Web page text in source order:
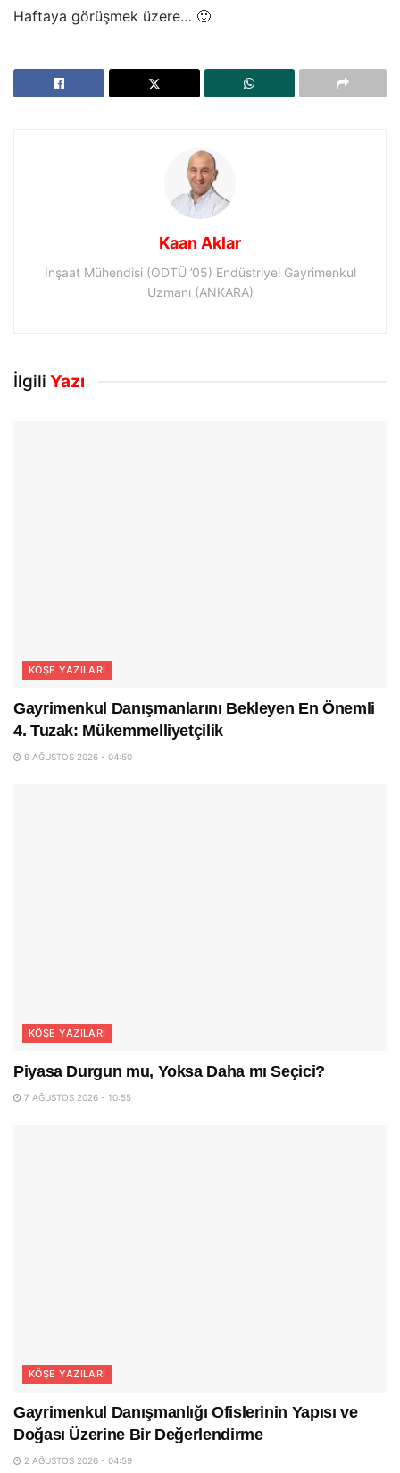
Haftaya görüşmek üzere… 🙂
Kaan Aklar
İnşaat Mühendisi (ODTÜ ’05) Endüstriyel Gayrimenkul
Uzmanı (ANKARA)
İlgili Yazı
KÖŞE YAZILARI
Gayrimenkul Danışmanlarını Bekleyen En Önemli
4. Tuzak: Mükemmelliyetçilik
9 AĞUSTOS 2026 - 04:50
KÖŞE YAZILARI
Piyasa Durgun mu, Yoksa Daha mı Seçici?
7 AĞUSTOS 2026 - 10:55
KÖŞE YAZILARI
Gayrimenkul Danışmanlığı Ofislerinin Yapısı ve
Doğası Üzerine Bir Değerlendirme
2 AĞUSTOS 2026 - 04:59